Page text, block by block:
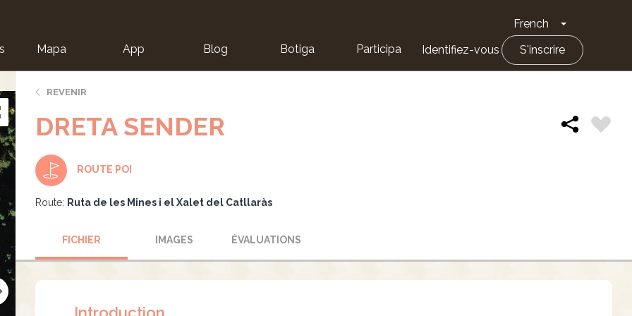
French Toggle
Mapa App Blog Botiga Participa Identifiez-vous S'inscrire
REVENIR
DRETA SENDER
ROUTE POI
Route: Ruta de les Mines i el Xalet del Catllaràs
FICHIER IMAGES ÉVALUATIONS